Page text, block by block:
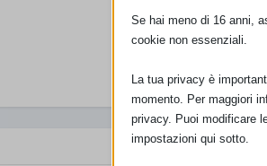
Se hai meno di 16 anni,
cookie non essenziali.
La tua privacy è
momento. Per maggiori
privacy. Puoi modificare
impostazioni qui sotto.